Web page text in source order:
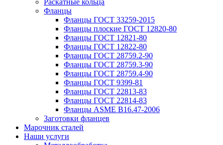
Фланцы
Фланцы ГОСТ 33259-2015
Фланцы плоские ГОСТ 12820-80
Фланцы ГОСТ 12821-80
Фланцы ГОСТ 12822-80
Фланцы ГОСТ 28759.2-90
Фланцы ГОСТ 28759.3-90
Фланцы ГОСТ 28759.4-90
Фланцы ГОСТ 9399-81
Фланцы ГОСТ 22813-83
Фланцы ГОСТ 22814-83
Фланцы ASME B16.47-2006
Заготовки фланцев
Марочник сталей
Наши услуги